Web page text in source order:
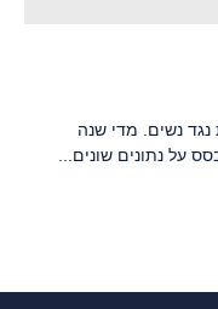
נגד נשים. מדי שנה
על נתונים שונים...